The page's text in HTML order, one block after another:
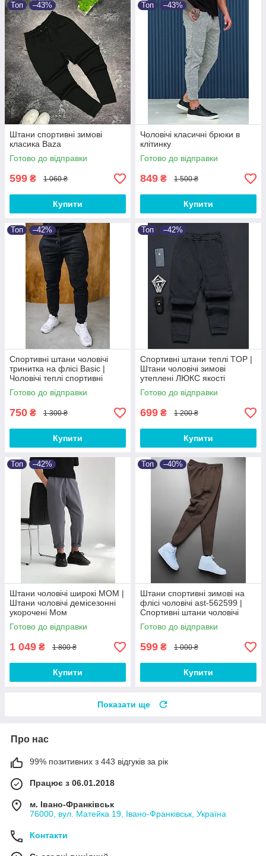
Топ –43%
Штани спортивні зимові
класика Baza
Готово до відправки
599 ₴ 1 060 ₴
Купити
Топ –43%
Чоловічі класичні брюки в
клітинку
Готово до відправки
849 ₴ 1 500 ₴
Купити
Топ –42%
Спортивні штани чоловічі
тринитка на флісі Basic |
Чоловічі теплі спортивні
штани від XS до 3XL
Готово до відправки
750 ₴ 1 300 ₴
Купити
Топ –42%
Спортивні штани теплі TOP |
Штани чоловічі зимові
утеплені ЛЮКС якості
Готово до відправки
699 ₴ 1 200 ₴
Купити
Топ –42%
Штани чоловічі широкі МОМ |
Штани чоловічі демісезонні
укорочені Мом
Готово до відправки
1 049 ₴ 1 800 ₴
Купити
Топ –40%
Штани спортивні зимові на
флісі чоловічі ast-562599 |
Спортивні штани чоловічі
теплі Люкс якості
Готово до відправки
599 ₴ 1 000 ₴
Купити
Показати ще
Про нас
99% позитивних з 443 відгуків за рік
Працює з 06.01.2018
м. Івано-Франківськ
76000, вул. Матейка 19, Івано-Франківськ, Україна
Контакти